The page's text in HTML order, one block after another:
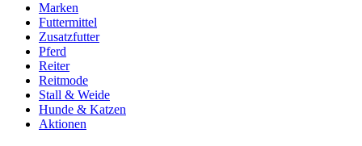
Marken
Futtermittel
Zusatzfutter
Pferd
Reiter
Reitmode
Stall & Weide
Hunde & Katzen
Aktionen